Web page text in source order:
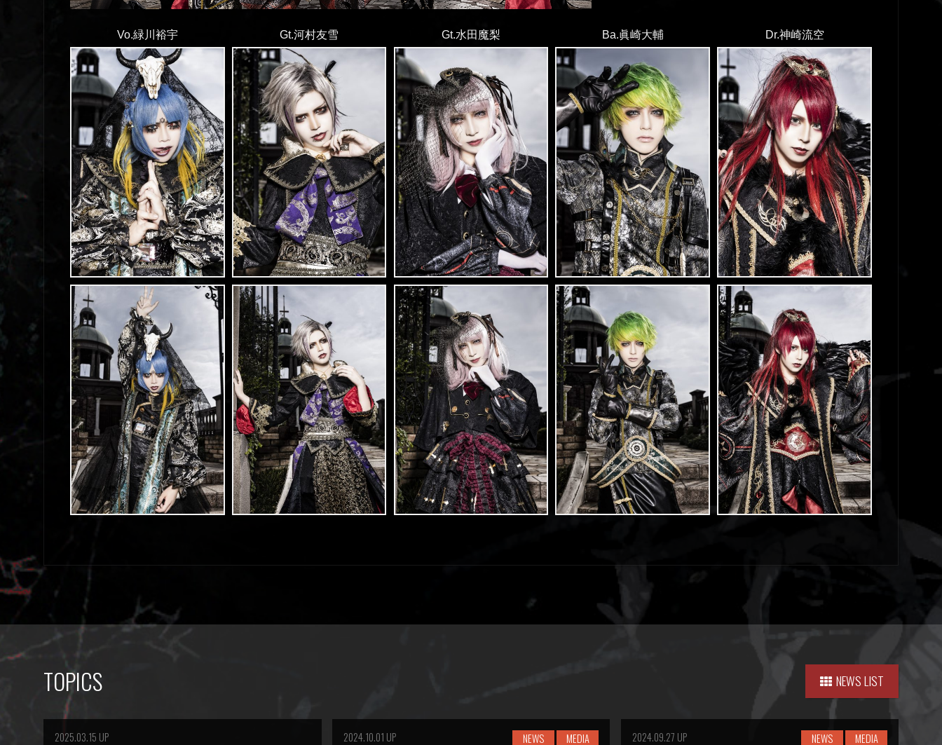
Vo.緑川裕宇 Gt.河村友雪 Gt.水田魔梨 Ba.眞崎大輔 Dr.神崎流空
TOPICS NEWS LIST
2025.03.15 UP 2024.10.01 UP NEWS MEDIA 2024.09.27 UP NEWS MEDIA